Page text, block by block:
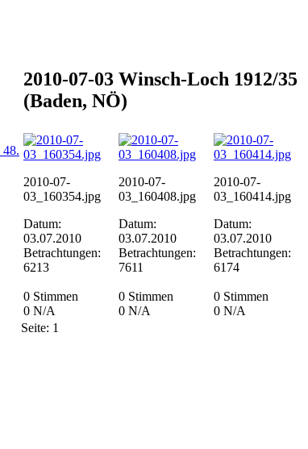
48.
2010-07-03 Winsch-Loch 1912/35
(Baden, NÖ)
2010-07-
03_160354.jpg
Datum:
03.07.2010
Betrachtungen:
6213
0 Stimmen
0 N/A
2010-07-
03_160408.jpg
Datum:
03.07.2010
Betrachtungen:
7611
0 Stimmen
0 N/A
2010-07-
03_160414.jpg
Datum:
03.07.2010
Betrachtungen:
6174
0 Stimmen
0 N/A
Seite: 1